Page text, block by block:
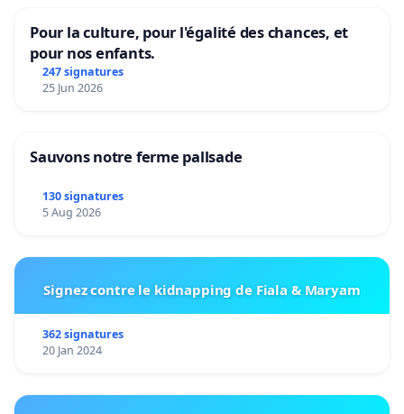
Pour la culture, pour l'égalité des chances, et
pour nos enfants.
247 signatures
25 Jun 2026
Sauvons notre ferme pallsade
130 signatures
5 Aug 2026
Signez contre le kidnapping de Fiala & Maryam
362 signatures
20 Jan 2024